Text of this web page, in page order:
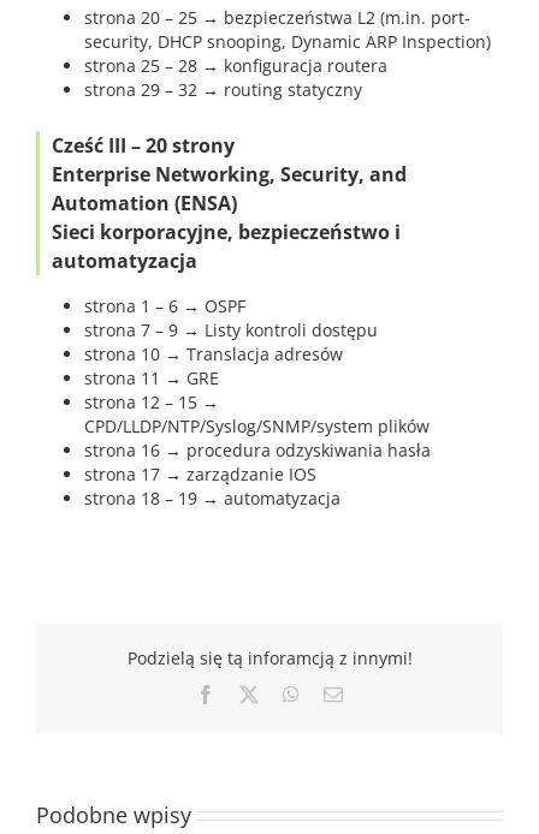
strona 20 – 25 → bezpieczeństwa L2 (m.in. port-
security, DHCP snooping, Dynamic ARP Inspection)
strona 25 – 28 → konfiguracja routera
strona 29 – 32 → routing statyczny
Cześć III – 20 strony
Enterprise Networking, Security, and
Automation (ENSA)
Sieci korporacyjne, bezpieczeństwo i
automatyzacja
strona 1 – 6 → OSPF
strona 7 – 9 → Listy kontroli dostępu
strona 10 → Translacja adresów
strona 11 → GRE
strona 12 – 15 →
CPD/LLDP/NTP/Syslog/SNMP/system plików
strona 16 → procedura odzyskiwania hasła
strona 17 → zarządzanie IOS
strona 18 – 19 → automatyzacja
Podzielą się tą inforamcją z innymi!
Facebook WhatsApp
Email
Podobne wpisy